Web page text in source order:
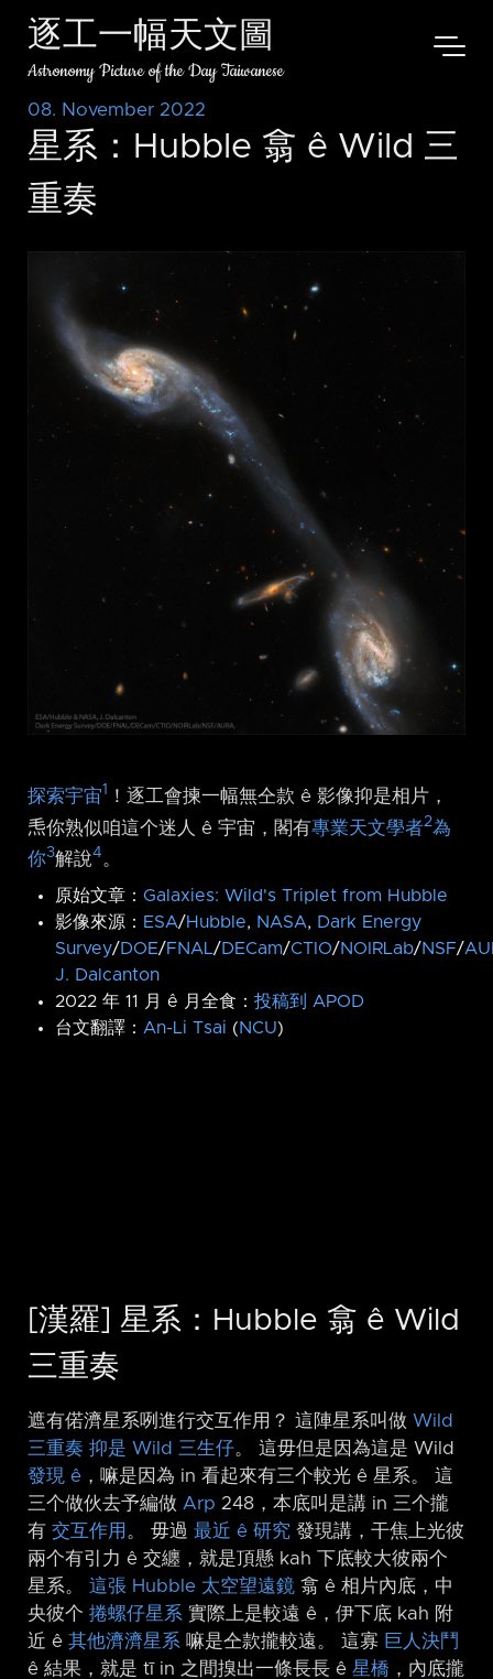
逐工一幅天文圖
Astronomy Picture of the Day Taiwanese
08. November 2022
星系：Hubble 翕 ê Wild 三
重奏
探索宇宙1
！逐工會揀一幅無仝款 ê 影像抑是相片，
𤆬你熟似咱這个迷人 ê 宇宙，閣有專業天文學者2為
你3解說4 。
原始文章： Galaxies: Wild's Triplet from Hubble
影像來源： ESA/Hubble, NASA, Dark Energy
Survey/DOE/FNAL/DECam/CTIO/NOIRLab/NSF/
J. Dalcanton
2022 年 11 月 ê 月全食： 投稿到 APOD
台文翻譯： An-Li Tsai (NCU)
[漢羅] 星系：Hubble 翕 ê Wild
三重奏
遮有偌濟星系咧進行交互作用？ 這陣星系叫做 Wild
三重奏 抑是 Wild 三生仔。 這毋但是因為這是 Wild
發現 ê ，嘛是因為 in 看起來有三个較光 ê 星系。 這
三个做伙去予編做 Arp 248，本底叫是講 in 三个攏
有 交互作用 。 毋過 最近 ê 研究 發現講，干焦上光彼
兩个有引力 ê 交纏，就是頂懸 kah 下底較大彼兩个
星系。 這張 Hubble 太空望遠鏡 翕 ê 相片內底，中
央彼个 捲螺仔星系 實際上是較遠 ê，伊下底 kah 附
近 ê 其他濟濟星系 嘛是仝款攏較遠。 這寡 巨人決鬥
ê 結果，就是 tī in 之間搝出一條長長 ê 星橋 ，內底攏